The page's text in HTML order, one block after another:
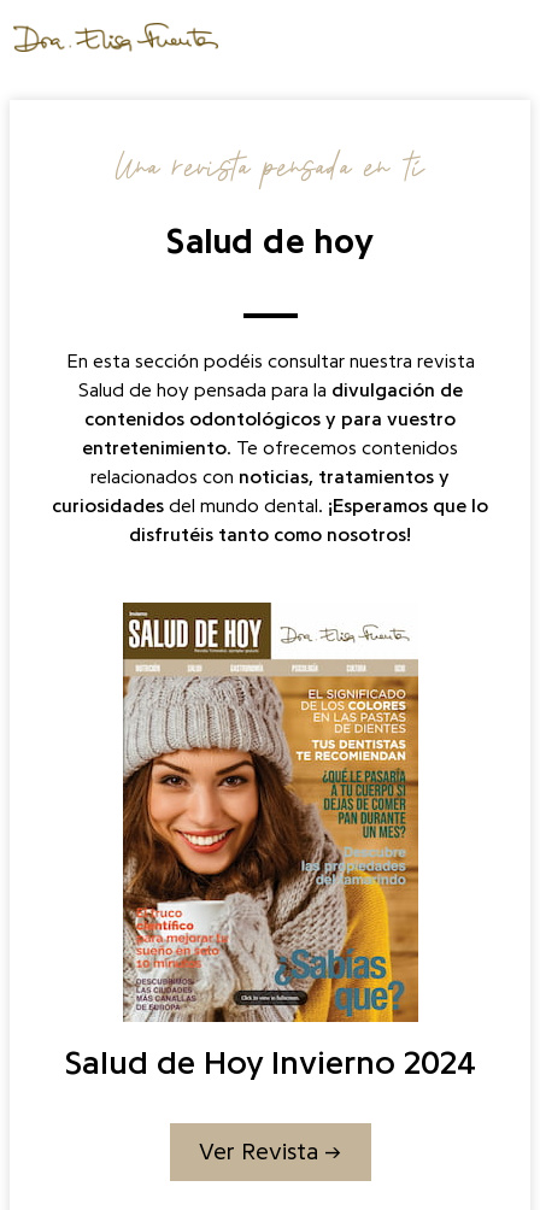
Una revista pensada en tí
Salud de hoy
En esta sección podéis consultar nuestra revista
Salud de hoy pensada para la divulgación de
contenidos odontológicos y para vuestro
entretenimiento. Te ofrecemos contenidos
relacionados con noticias, tratamientos y
curiosidades del mundo dental. ¡Esperamos que lo
disfrutéis tanto como nosotros!
Salud de Hoy Invierno 2024
Ver Revista →